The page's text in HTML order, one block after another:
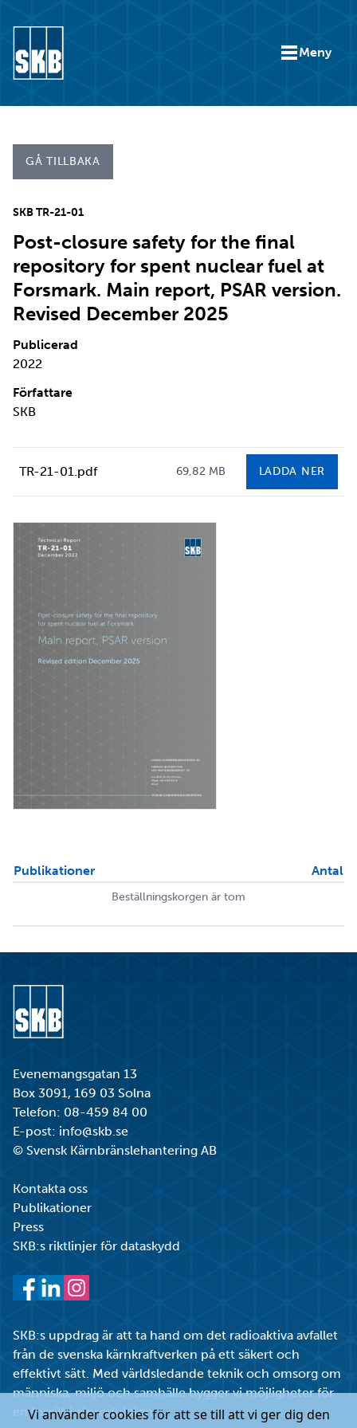
Meny
GÅ TILLBAKA
SKB TR-21-01
Post-closure safety for the final
repository for spent nuclear fuel at
Forsmark. Main report, PSAR version.
Revised December 2025
Publicerad
2022
Författare
SKB
TR-21-01.pdf 69,82 MB LADDA NER
Publikationer Antal
Beställningskorgen är tom
Evenemangsgatan 13
Box 3091, 169 03 Solna
Telefon: 08-459 84 00
E-post: info@skb.se
© Svensk Kärnbränslehantering AB
Kontakta oss
Publikationer
Press
SKB:s riktlinjer för dataskydd
SKB:s uppdrag är att ta hand om det radioaktiva avfallet
från de svenska kärnkraftverken på ett säkert och
effektivt sätt. Med världsledande teknik och omsorg om
människa, miljö och samhälle bygger vi möjligheter för
en fossilfri elproduktion.
Vi använder cookies för att se till att vi ger dig den